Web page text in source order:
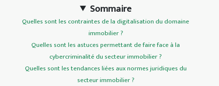
Sommaire
Quelles sont les contraintes de la digitalisation du domaine
immobilier ?
Quelles sont les astuces permettant de faire face à la
cybercriminalité du secteur immobilier ?
Quelles sont les tendances liées aux normes juridiques du
secteur immobilier ?